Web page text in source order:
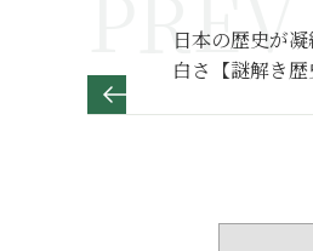
日本の歴史が
白さ【謎解き